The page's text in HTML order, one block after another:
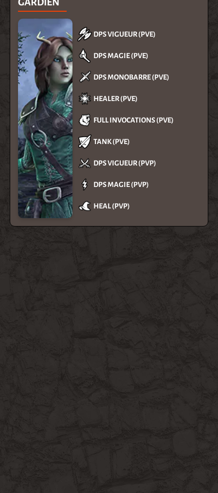
DPS VIGUEUR (PVE)
DPS MAGIE (PVE)
DPS MONOBARRE (PVE)
HEALER (PVE)
FULL INVOCATIONS (PVE)
TANK (PVE)
DPS VIGUEUR (PVP)
DPS MAGIE (PVP)
HEAL (PVP)